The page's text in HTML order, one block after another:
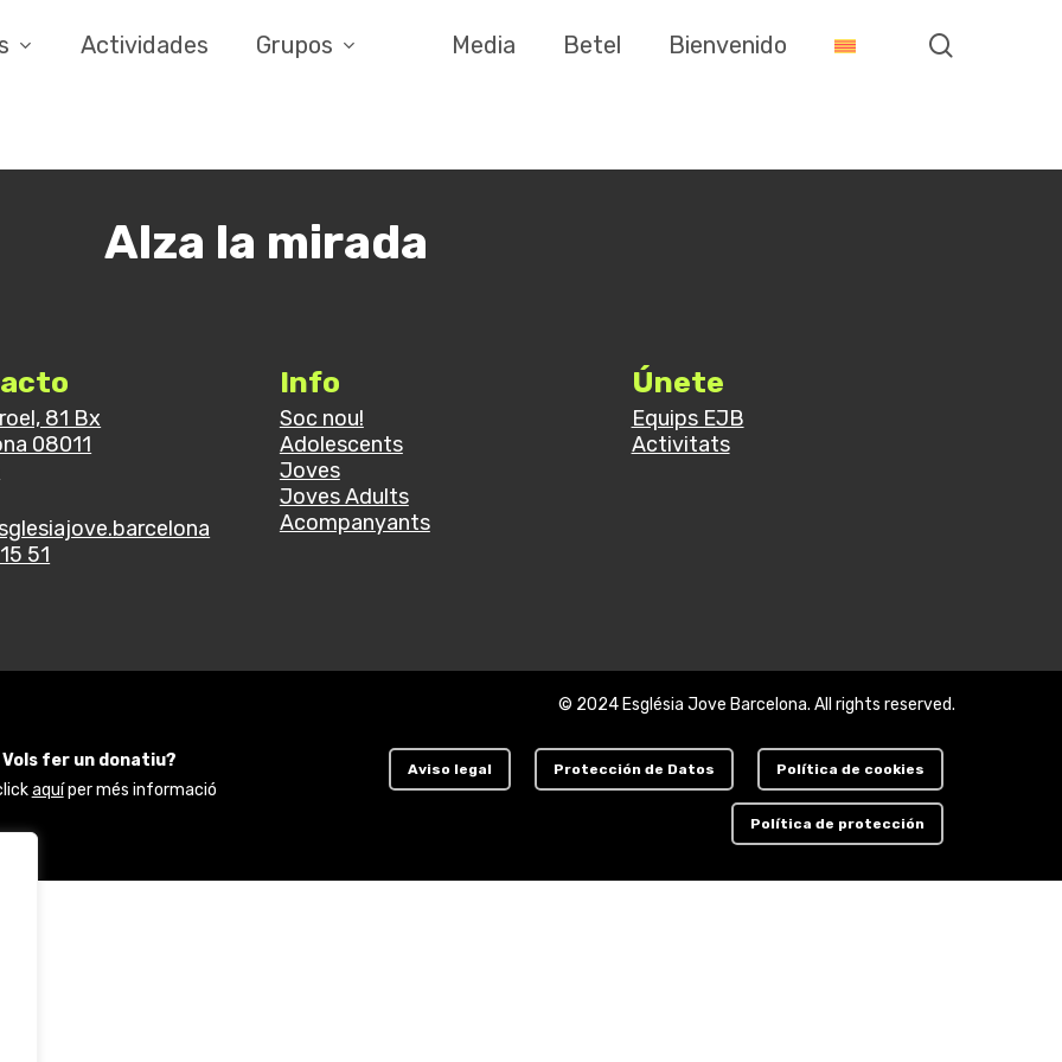
Actividades Grupos Media Betel Bienvenido
Alza la mirada
81 Bx
08011
51
Info
Soc nou!
Adolescents
Joves
Joves Adults
Acompanyants
Únete
Equips EJB
Activitats
Vols fer un donatiu?
aquíper més informació
© 2024 Església Jove Barcelona. All rights reserved.
Aviso legal Protección de Datos Política de cookies
Política de protección